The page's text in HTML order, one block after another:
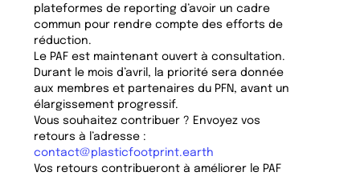
plateformes de reporting d’avoir un cadre
commun pour rendre compte des efforts de
réduction.
Le PAF est maintenant ouvert à consultation.
Durant le mois d’avril, la priorité sera donnée
aux membres et partenaires du PFN, avant un
élargissement progressif.
Vous souhaitez contribuer ? Envoyez vos
retours à l’adresse :
contact@plasticfootprint.earth
Vos retours contribueront à améliorer le PAF